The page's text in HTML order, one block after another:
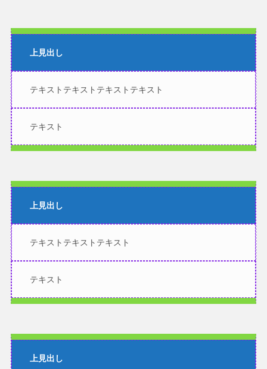
上見出し
テキストテキストテキストテキスト
テキスト
上見出し
テキストテキストテキスト
テキスト
上見出し